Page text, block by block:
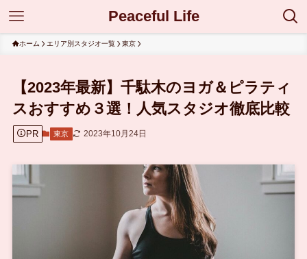
Peaceful Life
ホーム エリア別スタジオ一覧 東京
【2023年最新】千駄木のヨガ＆ピラティ
スおすすめ３選！人気スタジオ徹底比較
PR 東京 2023年10月24日